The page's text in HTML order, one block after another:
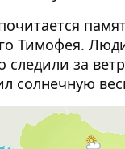
Тимофея.
следили за
солнечную